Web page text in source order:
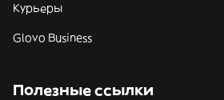
Курьеры
Glovo Business
Полезные ссылки